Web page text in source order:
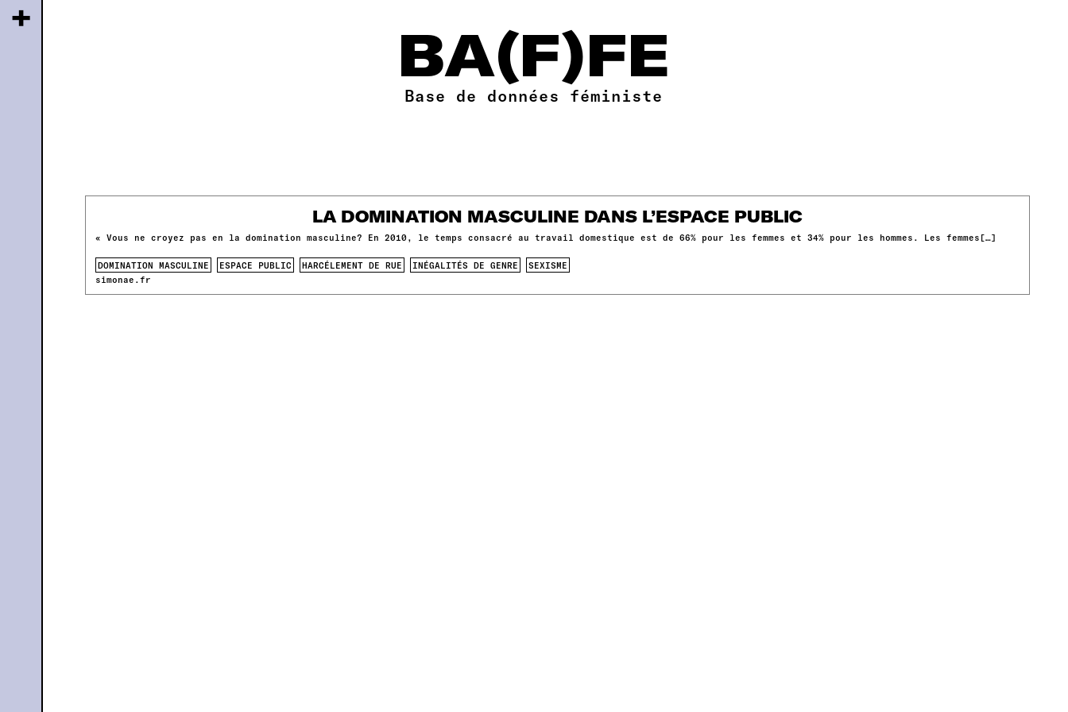
BA(F)FE
Base de données féministe
+
LA DOMINATION MASCULINE DANS L’ESPACE PUBLIC
« Vous ne croyez pas en la domination masculine? En 2010, le temps consacré au travail domestique est de 66% pour les femmes et 34% pour les hommes. Les femmes[…]
DOMINATION MASCULINE ESPACE PUBLIC HARCÉLEMENT DE RUE INÉGALITÉS DE GENRE
SEXISME
simonae.fr